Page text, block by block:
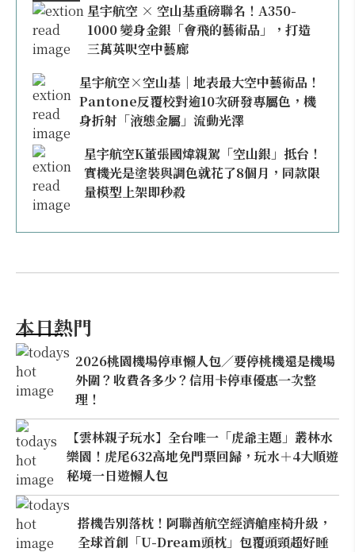
星宇航空 × 空山基重磅聯名！A350-
1000 變身金銀「會飛的藝術品」，打造
三萬英呎空中藝廊
星宇航空×空山基｜地表最大空中藝術品！
Pantone反覆校對逾10次研發專屬色，機
身折射「液態金屬」流動光澤
星宇航空K董張國煒親駕「空山銀」抵台！
實機光是塗裝與調色就花了8個月，同款限
量模型上架即秒殺
本日熱門
2026桃園機場停車懶人包／要停桃機還是機場
外圍？收費各多少？信用卡停車優惠一次整
理！
【雲林親子玩水】全台唯一「虎爺主題」叢林水
樂園！虎尾632高地免門票回歸，玩水＋4大順遊
秘境一日遊懶人包
搭機告別落枕！阿聯酋航空經濟艙座椅升級，
全球首創「U-Dream頭枕」包覆頭頸超好睡